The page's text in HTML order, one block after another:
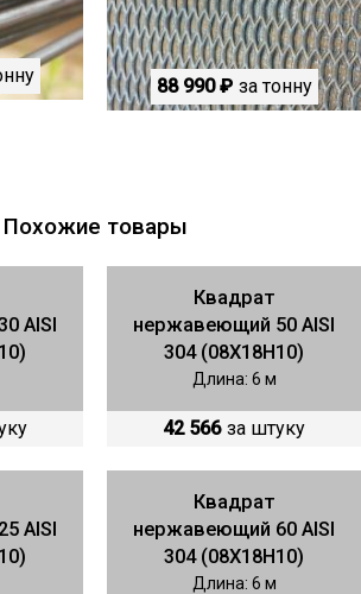
88 990 ₽ за тонну
Похожие товары
AISI
Квадрат
нержавеющий 50 AISI
304 (08Х18Н10)
Длина: 6 м
42 566 за штуку
AISI
Квадрат
нержавеющий 60 AISI
304 (08Х18Н10)
Длина: 6 м